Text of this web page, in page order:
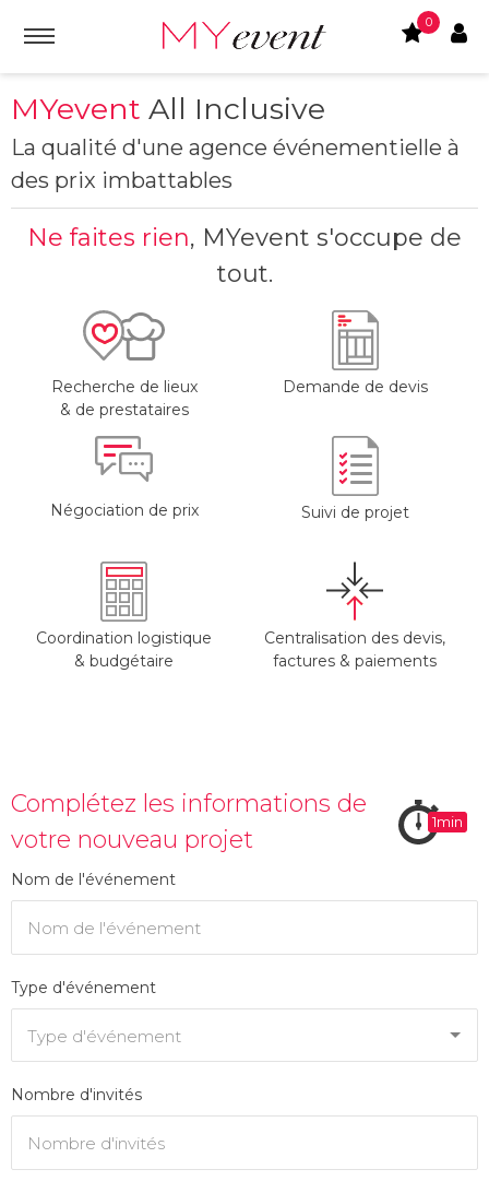
0
MYevent All Inclusive
La qualité d'une agence événementielle à
des prix imbattables
Ne faites rien, MYevent s'occupe de
tout.
Recherche de lieux
& de prestataires
Demande de devis
Négociation de prix Suivi de projet
Coordination logistique
& budgétaire
Centralisation des devis,
factures & paiements
Complétez les informations de
votre nouveau projet
1min
Nom de l'événement
Type d'événement
Nombre d'invités